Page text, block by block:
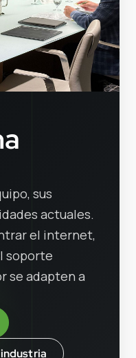
sus
actuales.
el internet,
soporte
se adapten a